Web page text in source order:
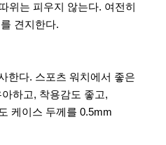
위는 피우지 않는다. 여전히
견지한다.
한다. 스포츠 워치에서 좋은
하고, 착용감도 좋고,
케이스 두께를 0.5mm